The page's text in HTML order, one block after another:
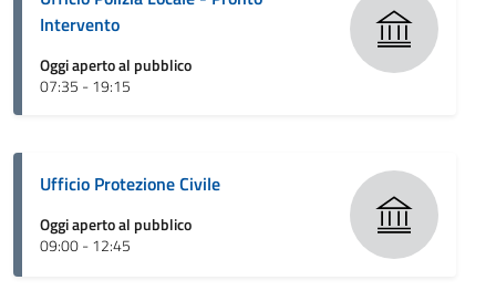
Intervento
Oggi aperto al pubblico
07:35 - 19:15
Ufficio Protezione Civile
Oggi aperto al pubblico
09:00 - 12:45